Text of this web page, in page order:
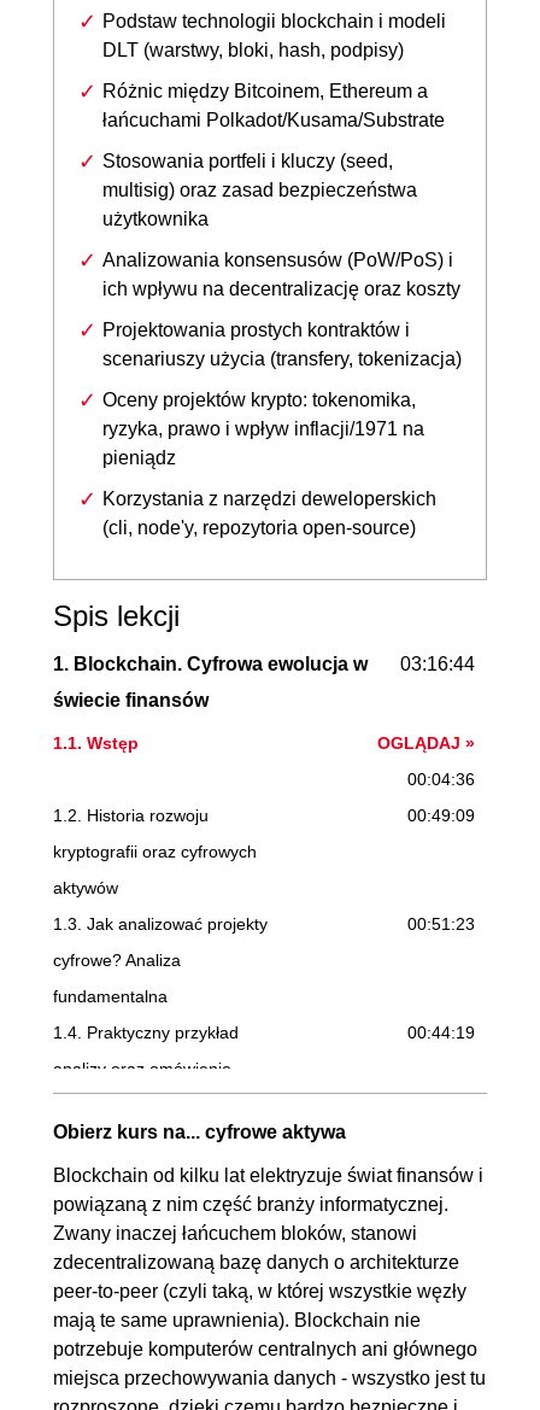
Podstaw technologii blockchain i modeli
DLT (warstwy, bloki, hash, podpisy)
Różnic między Bitcoinem, Ethereum a
łańcuchami Polkadot/Kusama/Substrate
Stosowania portfeli i kluczy (seed,
multisig) oraz zasad bezpieczeństwa
użytkownika
Analizowania konsensusów (PoW/PoS) i
ich wpływu na decentralizację oraz koszty
Projektowania prostych kontraktów i
scenariuszy użycia (transfery, tokenizacja)
Oceny projektów krypto: tokenomika,
ryzyka, prawo i wpływ inflacji/1971 na
pieniądz
Korzystania z narzędzi deweloperskich
(cli, node'y, repozytoria open-source)
Spis lekcji
1. Blockchain. Cyfrowa ewolucja w
świecie finansów
03:16:44
1.1. Wstęp
OGLĄDAJ »
00:04:36
1.2. Historia rozwoju
kryptografii oraz cyfrowych
aktywów
00:49:09
1.3. Jak analizować projekty
cyfrowe? Analiza
fundamentalna
00:51:23
1.4. Praktyczny przykład
analizy oraz omówienie
00:44:19
1.5. Bezpieczne sposoby
przechowywania cyfrowych
aktywów - rodzaje portfeli
1.6. Podsumowanie,
podziękowanie i gratulacje
Obierz kurs na... cyfrowe aktywa
Blockchain od kilku lat elektryzuje świat finansów i
powiązaną z nim część branży informatycznej.
Zwany inaczej łańcuchem bloków, stanowi
zdecentralizowaną bazę danych o architekturze
peer-to-peer (czyli taką, w której wszystkie węzły
mają te same uprawnienia). Blockchain nie
potrzebuje komputerów centralnych ani głównego
miejsca przechowywania danych - wszystko jest tu